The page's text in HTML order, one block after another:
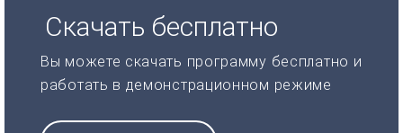
Скачать бесплатно
Вы можете скачать программу бесплатно и
работать в демонстрационном режиме